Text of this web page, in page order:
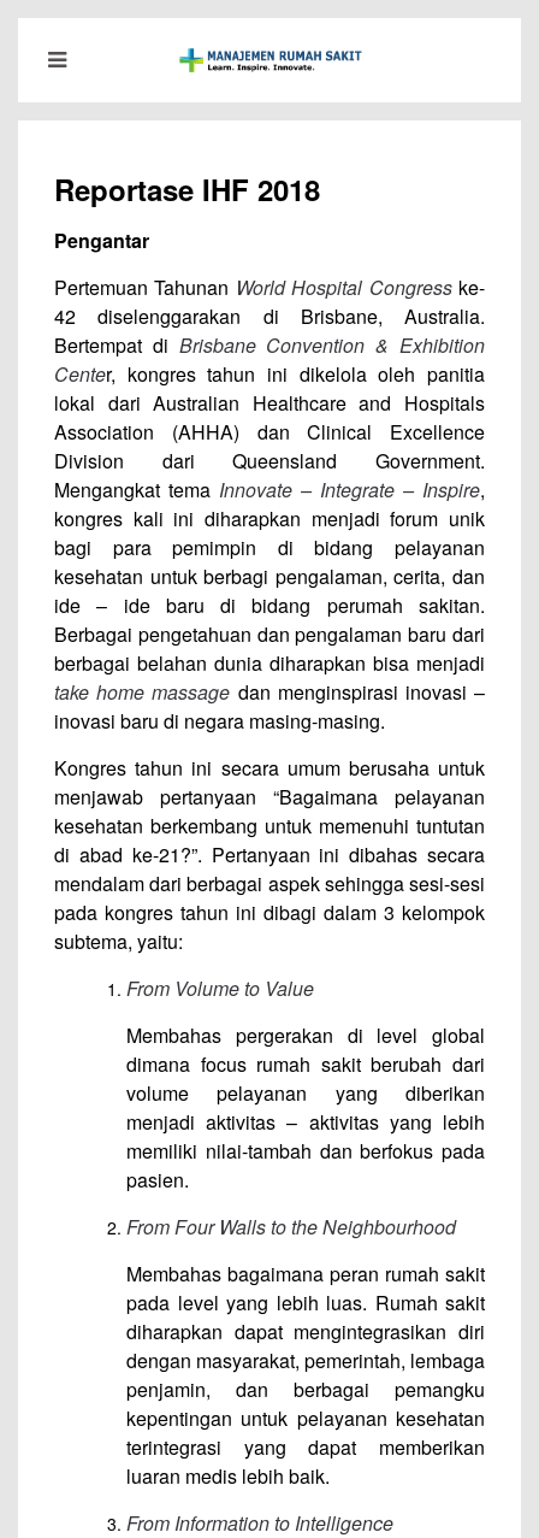
Reportase IHF 2018
Pengantar
Pertemuan Tahunan World Hospital Congresske-
42 diselenggarakan di Brisbane, Australia.
Bertempat di Brisbane Convention & Exhibition
Center, kongres tahun ini dikelola oleh panitia
lokal dari Australian Healthcare and Hospitals
Association (AHHA) dan Clinical Excellence
Division dari Queensland Government.
Mengangkat tema Innovate – Integrate – Inspire,
kongres kali ini diharapkan menjadi forum unik
bagi para pemimpin di bidang pelayanan
kesehatan untuk berbagi pengalaman, cerita, dan
ide – ide baru di bidang perumah sakitan.
Berbagai pengetahuan dan pengalaman baru dari
berbagai belahan dunia diharapkan bisa menjadi
take home massage dan menginspirasi inovasi –
inovasi baru di negara masing-masing.
Kongres tahun ini secara umum berusaha untuk
menjawab pertanyaan “Bagaimana pelayanan
kesehatan berkembang untuk memenuhi tuntutan
di abad ke-21?”. Pertanyaan ini dibahas secara
mendalam dari berbagai aspek sehingga sesi-sesi
pada kongres tahun ini dibagi dalam 3 kelompok
subtema, yaitu:
From Volume to Value
Membahas pergerakan di level global
dimana focus rumah sakit berubah dari
volume pelayanan yang diberikan
menjadi aktivitas – aktivitas yang lebih
memiliki nilai-tambah dan berfokus pada
pasien.
From Four Walls to the Neighbourhood
Membahas bagaimana peran rumah sakit
pada level yang lebih luas. Rumah sakit
diharapkan dapat mengintegrasikan diri
dengan masyarakat, pemerintah, lembaga
penjamin, dan berbagai pemangku
kepentingan untuk pelayanan kesehatan
terintegrasi yang dapat memberikan
luaran medis lebih baik.
From Information to Intelligence